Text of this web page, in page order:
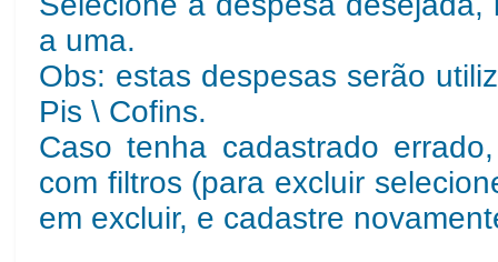
a uma.
Obs: estas despesas serão
Pis \ Cofins.
Caso tenha cadastrado
com filtros (para excluir
em excluir, e cadastre